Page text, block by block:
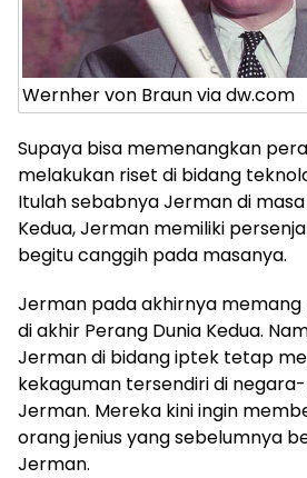
Wernher von Braun via dw.com
Supaya bisa memenangkan
melakukan riset di bidang
Itulah sebabnya Jerman di
Kedua, Jerman memiliki
begitu canggih pada masanya.
Jerman pada akhirnya
di akhir Perang Dunia Kedua.
Jerman di bidang iptek tetap
kekaguman tersendiri di
Jerman. Mereka kini ingin
orang jenius yang sebelumnya
Jerman.